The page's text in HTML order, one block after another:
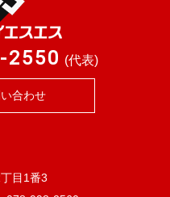
2550 (代表)
合わせ
目1番3